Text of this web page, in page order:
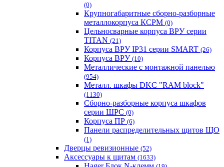
(0)
Крупногабаритные сборно-разборные
металлокорпуса КСРМ (0)
Цельносварные корпуса ВРУ серии
TITAN (21)
Корпуса ВРУ IP31 серии SMART (26)
Корпуса ВРУ (10)
Металлические с монтажной панелью
(954)
Металл. шкафы DKC "RAM block"
(1130)
Сборно-разборные корпуса шкафов
серии ШРС (0)
Корпуса ПР (6)
Панели распределительных щитов ЩО
(1)
Дверцы ревизионные (52)
Аксессуары к щитам (1633)